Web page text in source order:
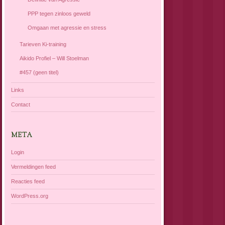
PPP tegen zinloos geweld
Omgaan met agressie en stress
Tarieven Ki-training
Aikido Profiel – Will Stoelman
#457 (geen titel)
Links
Contact
META
Login
Vermeldingen feed
Reacties feed
WordPress.org